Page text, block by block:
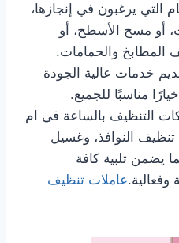
التي يرغبون في إنجازها،
أو مسح الأسطح، أو
المطابخ والحمامات.
خدمات عالية الجودة
مناسبًا للجميع.
التنظيف بالساعة في ام
النوافذ، وغسيل
يضمن تلبية كافة
وفعالية.عاملات تنظيف